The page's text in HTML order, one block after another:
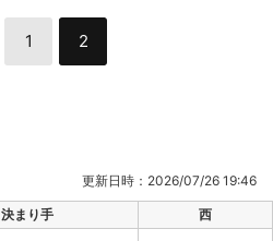
1 2
更新日時：2026/07/26 19:46
決まり手 西